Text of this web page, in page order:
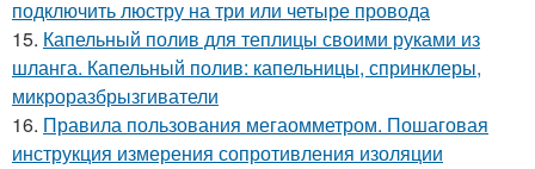
подключить люстру на три или четыре провода
15. Капельный полив для теплицы своими руками из
шланга. Капельный полив: капельницы, спринклеры,
микроразбрызгиватели
16. Правила пользования мегаомметром. Пошаговая
инструкция измерения сопротивления изоляции